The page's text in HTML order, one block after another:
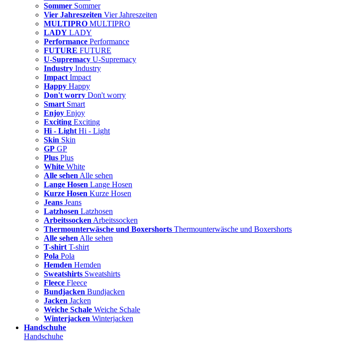
Sommer Sommer
Vier Jahreszeiten Vier Jahreszeiten
MULTIPRO MULTIPRO
LADY LADY
Performance Performance
FUTURE FUTURE
U-Supremacy U-Supremacy
Industry Industry
Impact Impact
Happy Happy
Don't worry Don't worry
Smart Smart
Enjoy Enjoy
Exciting Exciting
Hi - Light Hi - Light
Skin Skin
GP GP
Plus Plus
White White
Alle sehen Alle sehen
Lange Hosen Lange Hosen
Kurze Hosen Kurze Hosen
Jeans Jeans
Latzhosen Latzhosen
Arbeitssocken Arbeitssocken
Thermounterwäsche und Boxershorts Thermounterwäsche und Boxershorts
Alle sehen Alle sehen
T-shirt T-shirt
Pola Pola
Hemden Hemden
Sweatshirts Sweatshirts
Fleece Fleece
Bundjacken Bundjacken
Jacken Jacken
Weiche Schale Weiche Schale
Winterjacken Winterjacken
Handschuhe
Handschuhe